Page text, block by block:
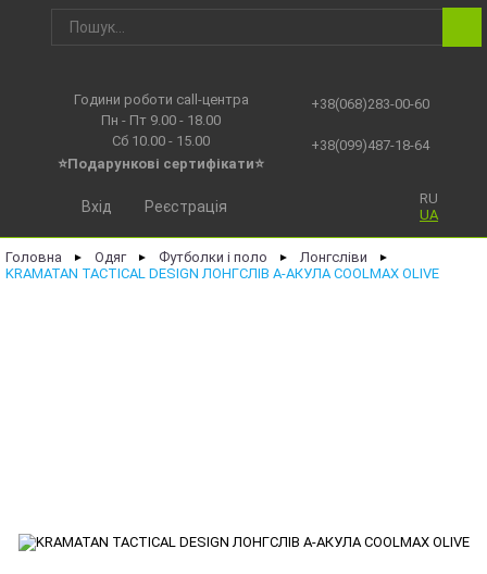
Години роботи call-центра
Пн - Пт 9.00 - 18.00
Сб 10.00 - 15.00
⭐Подарункові сертифікати⭐
+38(068)283-00-60
+38(099)487-18-64
RU
UA
Вхід Реєстрація
Головна ► Одяг ► Футболки і поло ► Лонгсліви ►
KRAMATAN TACTICAL DESIGN ЛОНГСЛІВ А-АКУЛА COOLMAX OLIVE